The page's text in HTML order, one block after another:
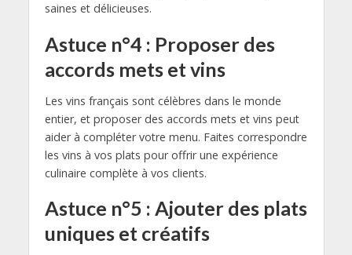
saines et délicieuses.
Astuce n°4 : Proposer des
accords mets et vins
Les vins français sont célèbres dans le monde
entier, et proposer des accords mets et vins peut
aider à compléter votre menu. Faites correspondre
les vins à vos plats pour offrir une expérience
culinaire complète à vos clients.
Astuce n°5 : Ajouter des plats
uniques et créatifs